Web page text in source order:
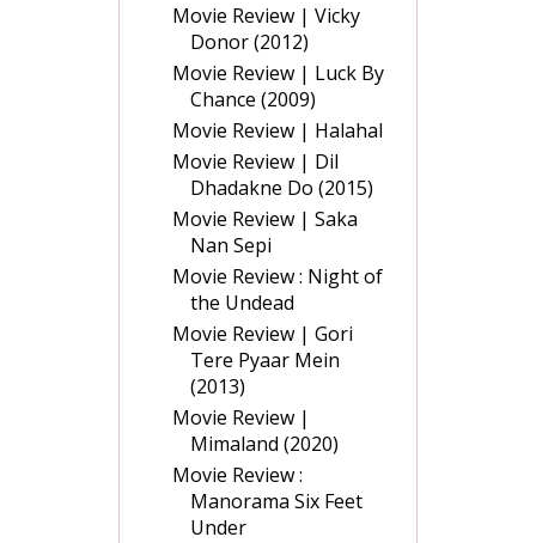
Movie Review | Vicky
Donor (2012)
Movie Review | Luck By
Chance (2009)
Movie Review | Halahal
Movie Review | Dil
Dhadakne Do (2015)
Movie Review | Saka
Nan Sepi
Movie Review : Night of
the Undead
Movie Review | Gori
Tere Pyaar Mein
(2013)
Movie Review |
Mimaland (2020)
Movie Review :
Manorama Six Feet
Under